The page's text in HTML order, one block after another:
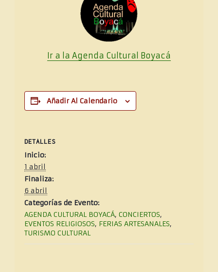
Ir a la Agenda Cultural Boyacá
Añadir Al Calendario
DETALLES
Inicio:
1 abril
Finaliza:
6 abril
Categorías de Evento:
AGENDA CULTURAL BOYACÁ, CONCIERTOS,
EVENTOS RELIGIOSOS, FERIAS ARTESANALES,
TURISMO CULTURAL